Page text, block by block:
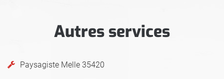
Autres services
Paysagiste Melle 35420